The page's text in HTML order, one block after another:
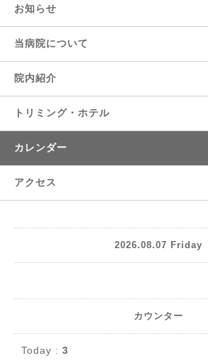
お知らせ
当病院について
院内紹介
トリミング・ホテル
カレンダー
アクセス
2026.08.07 Friday
カウンター
Today : 3